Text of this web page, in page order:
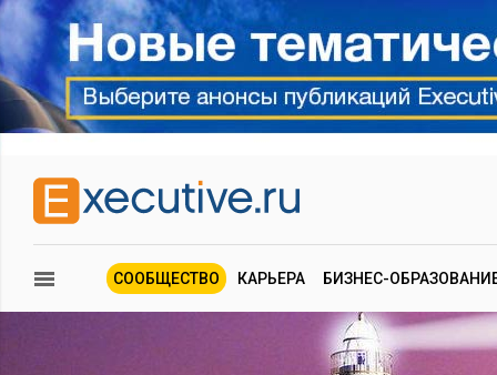
СООБЩЕСТВО КАРЬЕРА БИЗНЕС-